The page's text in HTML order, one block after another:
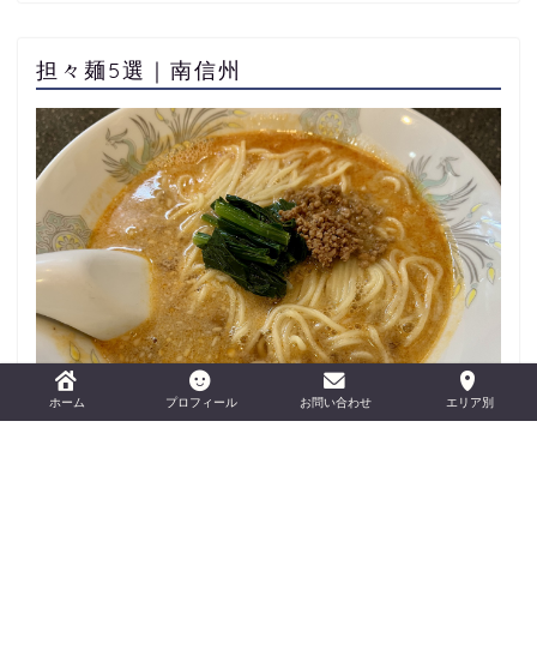
担々麺5選｜南信州
おすすめの担々麺を紹介！
ホーム プロフィール お問い合わせ エリア別